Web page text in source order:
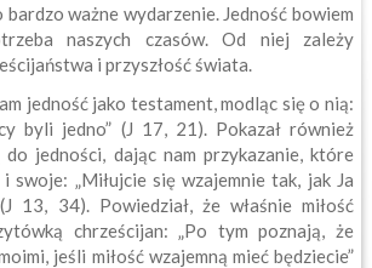
ważne wydarzenie. Jedność bowiem
naszych czasów. Od niej zależy
i przyszłość świata.
jedność jako testament, modląc się o nią:
byli jedno” (J 17, 21). Pokazał również
jedności, dając nam przykazanie, które
swoje: „Miłujcie się wzajemnie tak, jak Ja
(J 13, 34). Powiedział, że właśnie miłość
chrześcijan: „Po tym poznają, że
jeśli miłość wzajemną mieć będziecie”